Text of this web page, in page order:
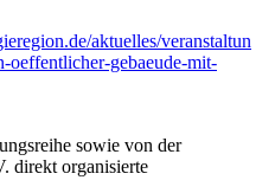
aktuelles/veranstaltun
oeffentlicher-gebaeude-mit-
sowie von der
direkt organisierte